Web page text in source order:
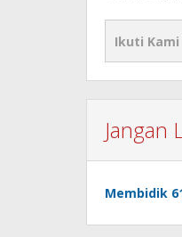
Ikuti Kami
Jangan
Membidik